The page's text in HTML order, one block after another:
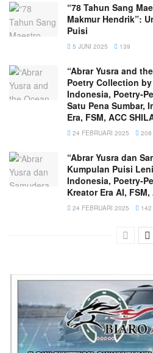
“78 Tahun Sang
Makmur Hendrik”:
Puisi
5 JUNI 2025 139
“Abrar Yusra and
Poetry Collection
Indonesia, Poetry-
Satu Pena Sumbar,
Era, FSM, ACC
24 FEBRUARI 2025 208
“Abrar Yusra dan
Kumpulan Puisi
Indonesia, Poetry-
Kreator Era AI, FSM,
24 FEBRUARI 2025 142